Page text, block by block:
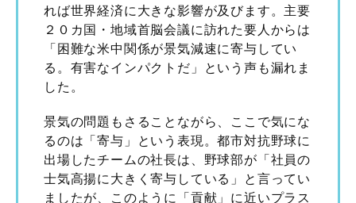
れば世界経済に大きな影響が及びます。主要
２０カ国・地域首脳会議に訪れた要人からは
「困難な米中関係が景気減速に寄与してい
る。有害なインパクトだ」という声も漏れま
した。
景気の問題もさることながら、ここで気にな
るのは「寄与」という表現。都市対抗野球に
出場したチームの社長は、野球部が「社員の
士気高揚に大きく寄与している」と言ってい
ましたが、このように「貢献」に近いプラス